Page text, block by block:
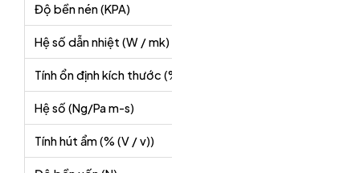
Độ bền nén (KPA)
Hệ số dẫn nhiệt (W / mk)
Tính ổn định kích thước (%)
Hệ số (Ng/Pa m-s)
Tính hút ẩm (% (V / v))